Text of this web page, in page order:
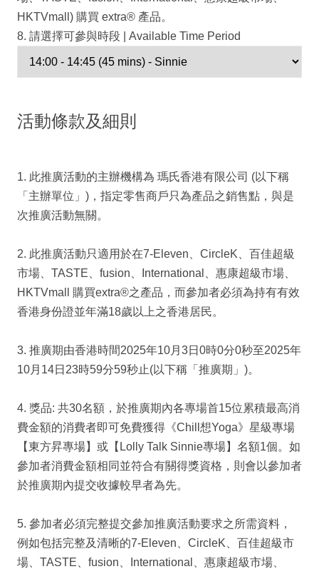
HKTVmall) 購買 extra® 產品。
8. 請選擇可參與時段 | Available Time Period
活動條款及細則
1. 此推廣活動的主辦機構為 瑪氏香港有限公司 (以下稱
「主辦單位」)，指定零售商戶只為產品之銷售點，與是
次推廣活動無關。
2. 此推廣活動只適用於在7-Eleven、CircleK、百佳超級
市場、TASTE、fusion、International、惠康超級市場、
HKTVmall 購買extra®之產品，而參加者必須為持有有效
香港身份證並年滿18歲以上之香港居民。
3. 推廣期由香港時間2025年10月3日0時0分0秒至2025年
10月14日23時59分59秒止(以下稱「推廣期」)。
4. 獎品: 共30名額，於推廣期內各專場首15位累積最高消
費金額的消費者即可免費獲得《Chill想Yoga》星級專場
【東方昇專場】或【Lolly Talk Sinnie專場】名額1個。如
參加者消費金額相同並符合有關得獎資格，則會以參加者
於推廣期內提交收據較早者為先。
5. 參加者必須完整提交參加推廣活動要求之所需資料，
例如包括完整及清晰的7-Eleven、CircleK、百佳超級市
場、TASTE、fusion、International、惠康超級市場、